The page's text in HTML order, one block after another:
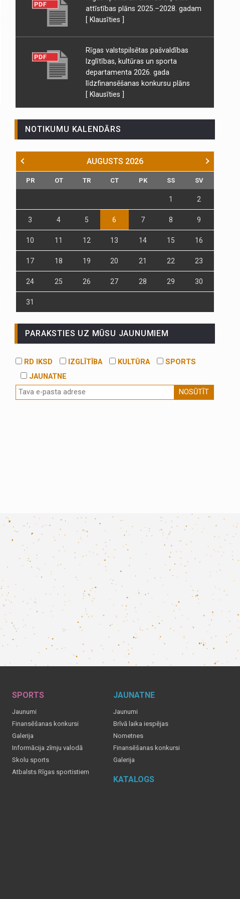
attīstības plāns 2025.–2028. gadam
[ Klausīties ]
Rīgas valstspilsētas pašvaldības
Izglītības, kultūras un sporta
departamenta 2026. gada
līdzfinansēšanas konkursu plāns
[ Klausīties ]
NOTIKUMU KALENDĀRS
AUGUSTS 2026
PR OT TR CT PK SS SV
1 2
3 4 5 6 7 8 9
10 11 12 13 14 15 16
17 18 19 20 21 22 23
24 25 26 27 28 29 30
31
PARAKSTIES UZ MŪSU JAUNUMIEM
RD IKSD IZGLĪTĪBA KULTŪRA
SPORTS
JAUNATNE
NOSŪTĪT
SPORTS
Jaunumi
Finansēšanas konkursi
Galerija
Informācija zīmju valodā
Skolu sports
Atbalsts Rīgas sportistiem
JAUNATNE
Jaunumi
Brīvā laika iespējas
Nometnes
Finansēšanas konkursi
Galerija
KATALOGS